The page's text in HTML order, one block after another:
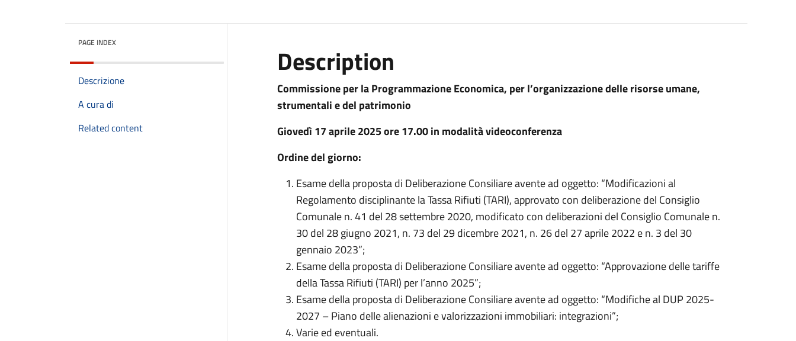
PAGE INDEX
Descrizione
A cura di
Related content
Description
Commissione per la Programmazione Economica, per l’organizzazione delle risorse umane,
strumentali e del patrimonio
Giovedì 17 aprile 2025 ore 17.00 in modalità videoconferenza
Ordine del giorno:
Esame della proposta di Deliberazione Consiliare avente ad oggetto: “Modificazioni al
Regolamento disciplinante la Tassa Rifiuti (TARI), approvato con deliberazione del Consiglio
Comunale n. 41 del 28 settembre 2020, modificato con deliberazioni del Consiglio Comunale n.
30 del 28 giugno 2021, n. 73 del 29 dicembre 2021, n. 26 del 27 aprile 2022 e n. 3 del 30
gennaio 2023”;
Esame della proposta di Deliberazione Consiliare avente ad oggetto: “Approvazione delle tariffe
della Tassa Rifiuti (TARI) per l’anno 2025”;
Esame della proposta di Deliberazione Consiliare avente ad oggetto: “Modifiche al DUP 2025-
2027 – Piano delle alienazioni e valorizzazioni immobiliari: integrazioni”;
Varie ed eventuali.